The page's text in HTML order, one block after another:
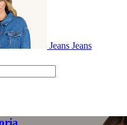
Jeans Jeans